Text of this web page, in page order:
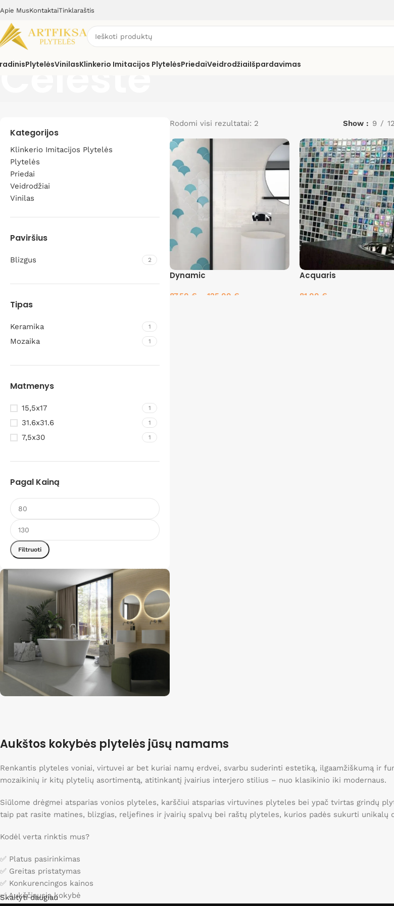
Apie MusKontaktaiTinklaraštis
PlytelėsVinilasKlinkerio Imitacijos PlytelėsPriedaiVeidrodžiaiIšpardavimas
Celeste
Kategorijos
Klinkerio Imitacijos Plytelės
Plytelės
Priedai
Veidrodžiai
Vinilas
Paviršius
Blizgus 2
Tipas
Keramika 1
Mozaika 1
Matmenys
15,5x17 1
31.6x31.6 1
7,5x30 1
Pagal Kainą
Filtruoti
Apsipirkti
Rodomi visi rezultatai: 2 Show 9 12
Dynamic
87.50 € 125.00 €
Acquaris
81.00 €
Aukštos kokybės plytelės jūsų namams
Renkantis plyteles voniai, virtuvei ar bet kuriai namų erdvei, svarbu suderinti estetiką, ilgaamžiškumą ir
mozaikinių ir kitų plytelių asortimentą, atitinkantį įvairius interjero stilius – nuo klasikinio iki modernaus.
Siūlome drėgmei atsparias vonios plyteles, karščiui atsparias virtuvines plyteles bei ypač tvirtas grindų
taip pat rasite matines, blizgias, reljefines ir įvairių spalvų bei raštų plyteles, kurios padės sukurti unikalų
Kodėl verta rinktis mus?
✅ Platus pasirinkimas
✅ Greitas pristatymas
✅ Konkurencingos kainos
✅ Aukščiausia kokybė
Skaityti daugiau